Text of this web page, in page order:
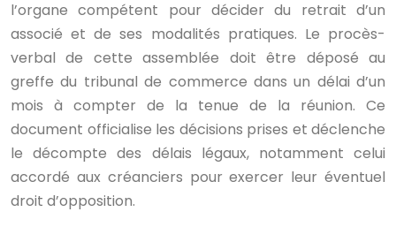
l’organe compétent pour décider du retrait d’un
associé et de ses modalités pratiques. Le procès-
verbal de cette assemblée doit être déposé au
greffe du tribunal de commerce dans un délai d’un
mois à compter de la tenue de la réunion. Ce
document officialise les décisions prises et déclenche
le décompte des délais légaux, notamment celui
accordé aux créanciers pour exercer leur éventuel
droit d’opposition.